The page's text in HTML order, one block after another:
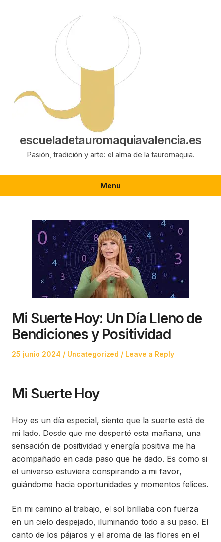
escueladetauromaquiavalencia.es
Pasión, tradición y arte: el alma de la tauromaquia.
Menu
Mi Suerte Hoy: Un Día Lleno de
Bendiciones y Positividad
Posted
25 junio 2024
Posted
Uncategorized Leave a Reply
Mi Suerte Hoy
Hoy es un día especial, siento que la suerte está de
mi lado. Desde que me desperté esta mañana, una
sensación de positividad y energía positiva me ha
acompañado en cada paso que he dado. Es como si
el universo estuviera conspirando a mi favor,
guiándome hacia oportunidades y momentos felices.
En mi camino al trabajo, el sol brillaba con fuerza
en un cielo despejado, iluminando todo a su paso. El
canto de los pájaros y el aroma de las flores en el